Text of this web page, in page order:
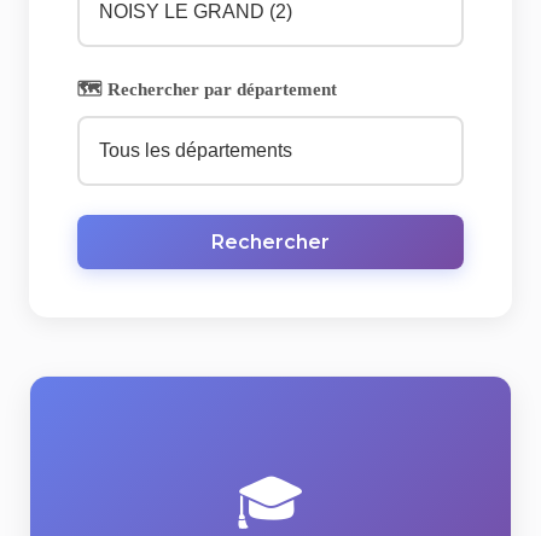
🗺️ Rechercher par département
Rechercher
🎓